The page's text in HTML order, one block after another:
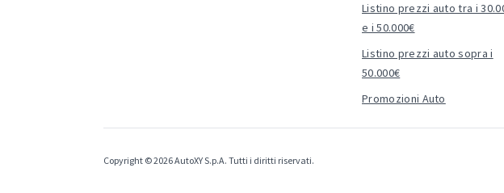
Listino prezzi auto tra i
e i 50.000€
Listino prezzi auto sopra i
50.000€
Promozioni Auto
Copyright © 2026 AutoXY S.p.A. Tutti i diritti riservati.